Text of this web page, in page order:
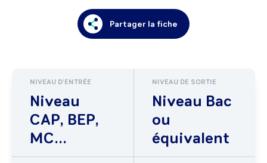
Partager la fiche
NIVEAU D'ENTRÉE
Niveau
CAP, BEP,
MC...
NIVEAU DE SORTIE
Niveau Bac
ou
équivalent